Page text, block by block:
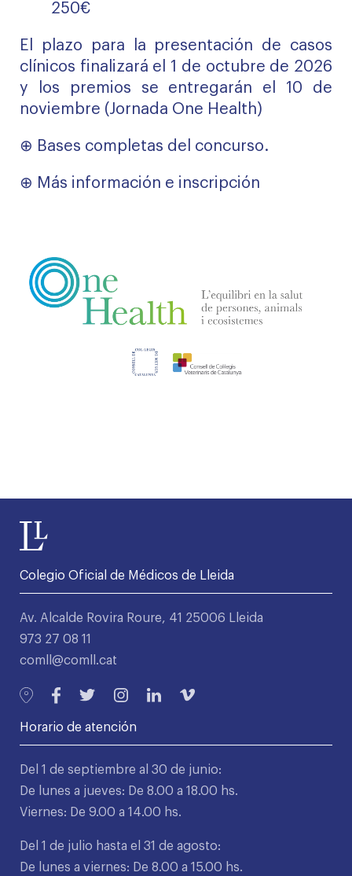
250€
El plazo para la presentación de casos
clínicos finalizará el 1 de octubre de 2026
y los premios se entregarán el 10 de
noviembre (Jornada One Health)
⊕ Bases completas del concurso.
⊕ Más información e inscripción
Colegio Oficial de Médicos de Lleida
Av. Alcalde Rovira Roure, 41 25006 Lleida
973 27 08 11
comll@comll.cat
Horario de atención
Del 1 de septiembre al 30 de junio:
De lunes a jueves: De 8.00 a 18.00 hs.
Viernes: De 9.00 a 14.00 hs.
Del 1 de julio hasta el 31 de agosto:
De lunes a viernes: De 8.00 a 15.00 hs.